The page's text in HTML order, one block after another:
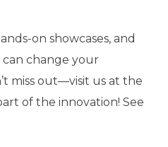
on showcases, and
change your
miss out—visit us at the
of the innovation! See